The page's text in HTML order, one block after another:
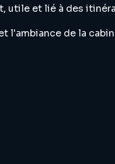
utile et lié à des
l'ambiance de la